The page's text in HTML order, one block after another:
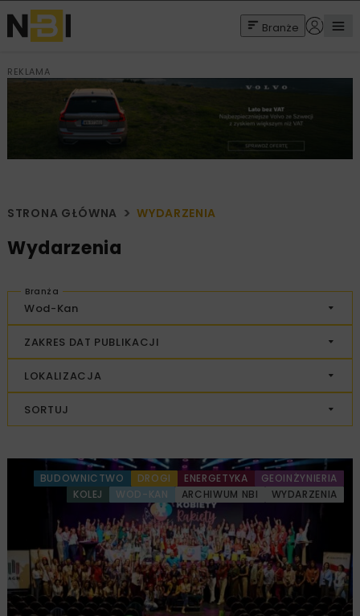
Branże
REKLAMA
STRONA GŁÓWNA WYDARZENIA
Wydarzenia
Wod-Kan
Branża
ZAKRES DAT PUBLIKACJI
LOKALIZACJA
SORTUJ
BUDOWNICTWO DROGI ENERGETYKA
GEOINŻYNIERIA
KOLEJ
WOD-KAN ARCHIWUM NBI WYDARZENIA